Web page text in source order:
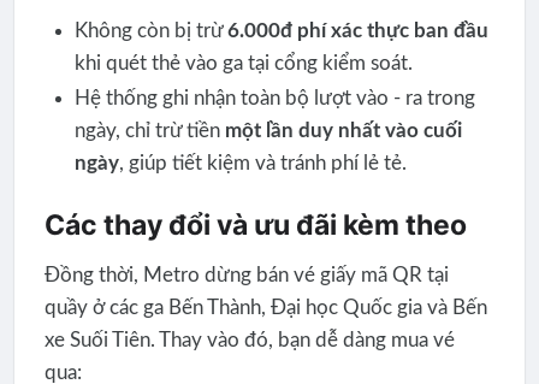
Không còn bị trừ6.000đ phí xác thực ban đầu
khi quét thẻ vào ga tại cổng kiểm soát.
Hệ thống ghi nhận toàn bộ lượt vào - ra trong
ngày, chỉ trừ tiền một lần duy nhất vào cuối
ngày, giúp tiết kiệm và tránh phí lẻ tẻ.
Các thay đổi và ưu đãi kèm theo
Đồng thời, Metro dừng bán vé giấy mã QR tại
quầy ở các ga Bến Thành, Đại học Quốc gia và Bến
xe Suối Tiên. Thay vào đó, bạn dễ dàng mua vé
qua: